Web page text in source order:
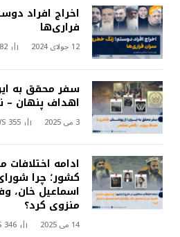
اخراج افراد
فراری‌ها
12 جولای 2024
سفر محقق به
اهداف پنهان –
3 می 2025 355
ادامه اختلافات
کشور؛ چرا
اسماعیل خان،
منزوی کرد؟
14 می 2025 346